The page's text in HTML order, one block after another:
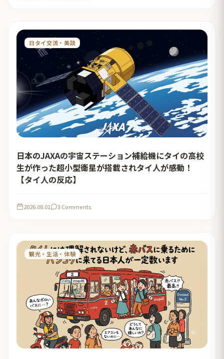
日タイ交流・美談
日本のJAXAの宇宙ステーション補給機にタイの高校
生が作った超小型衛星が搭載されタイ人が感動！
【タイ人の反応】
2026.08.01 3 Comments
観光・生活・体験